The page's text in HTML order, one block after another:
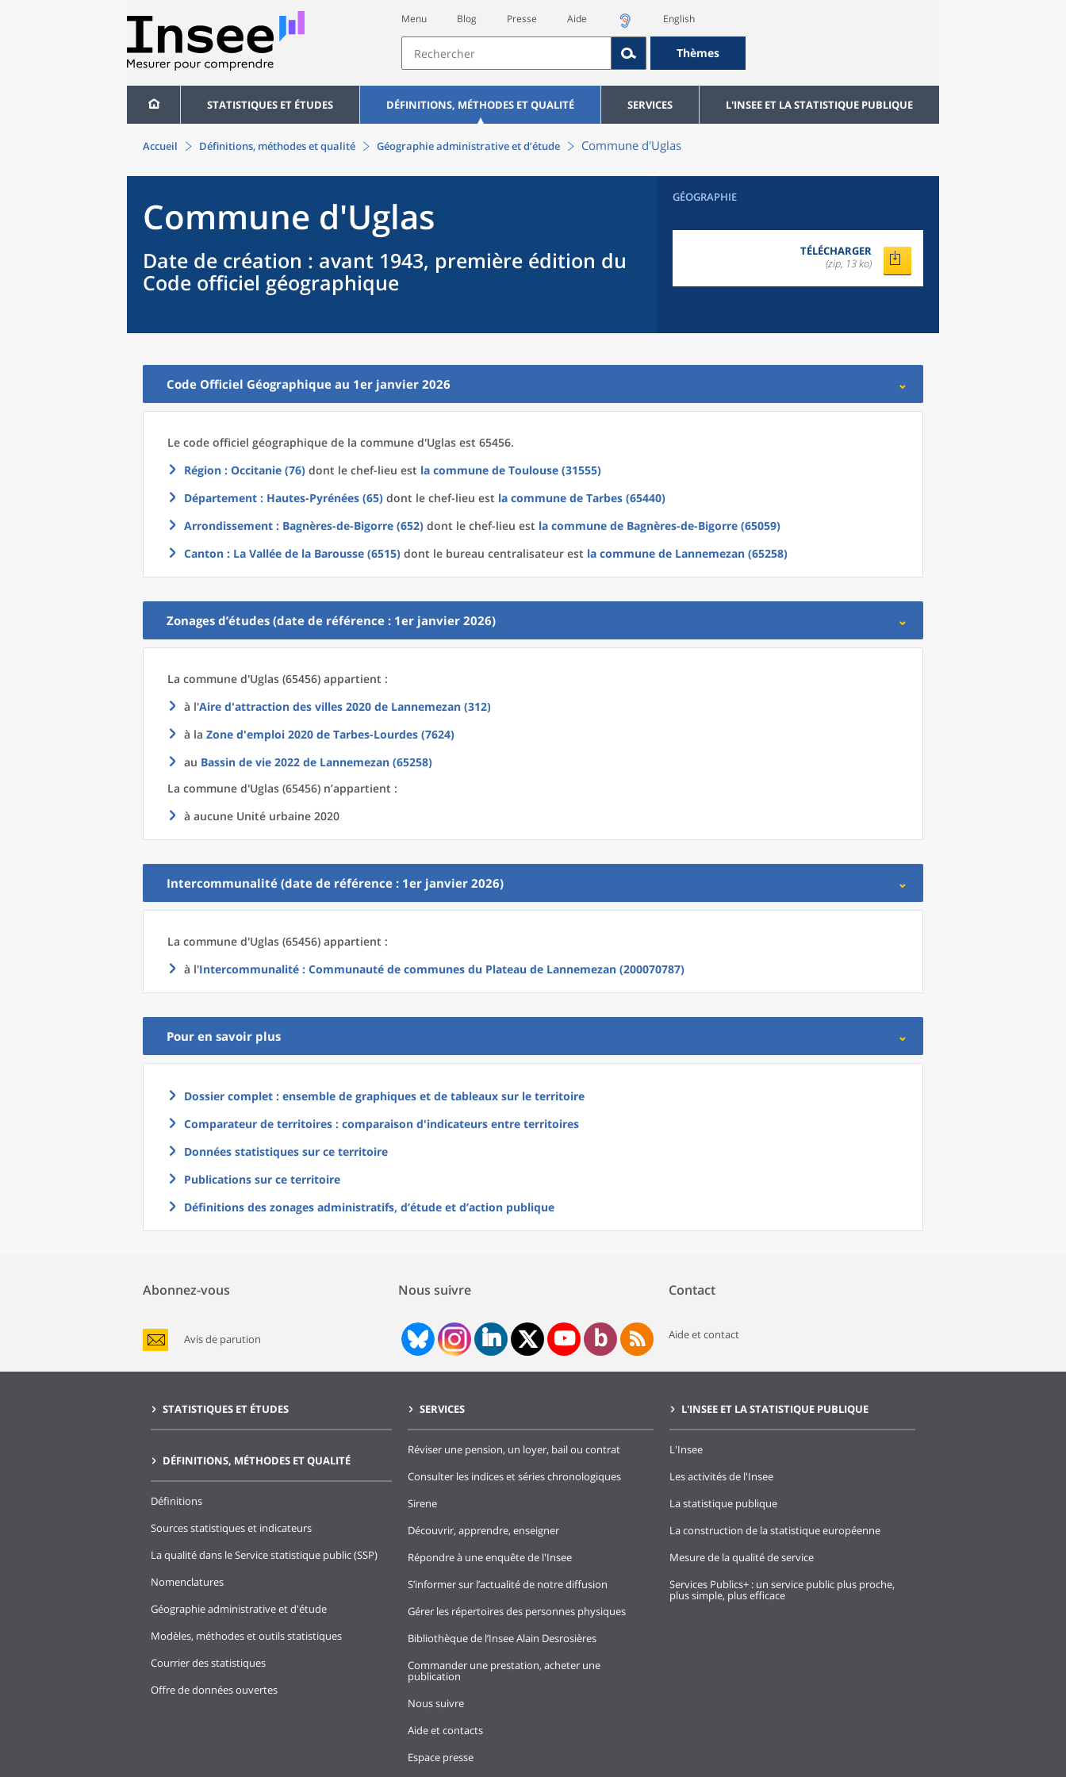
Menu Blog Presse Aide English
Thèmes
STATISTIQUES ET ÉTUDES DÉFINITIONS, MÉTHODES ET QUALITÉ SERVICES L'INSEE ET LA STATISTIQUE PUBLIQUE
Accueil Définitions, méthodes et qualité Géographie administrative et d’étude Commune d'Uglas
Commune d'Uglas
Date de création : avant 1943, première édition du
Code officiel géographique
GÉOGRAPHIE
TÉLÉCHARGER
(zip, 13 ko)
Code Officiel Géographique au 1er janvier 2026
Le code officiel géographique de la commune d'Uglas est 65456.
Région : Occitanie (76) dont le chef-lieu est la commune de Toulouse (31555)
Département : Hautes-Pyrénées (65) dont le chef-lieu est la commune de Tarbes (65440)
Arrondissement : Bagnères-de-Bigorre (652) dont le chef-lieu est la commune de Bagnères-de-Bigorre (65059)
Canton : La Vallée de la Barousse (6515) dont le bureau centralisateur est la commune de Lannemezan (65258)
Zonages d’études (date de référence : 1er janvier 2026)
La commune d'Uglas (65456) appartient :
à l'Aire d'attraction des villes 2020 de Lannemezan (312)
à la Zone d'emploi 2020 de Tarbes-Lourdes (7624)
au Bassin de vie 2022 de Lannemezan (65258)
La commune d'Uglas (65456) n’appartient :
à aucune Unité urbaine 2020
Intercommunalité (date de référence : 1er janvier 2026)
La commune d'Uglas (65456) appartient :
à l'Intercommunalité : Communauté de communes du Plateau de Lannemezan (200070787)
Pour en savoir plus
Dossier complet : ensemble de graphiques et de tableaux sur le territoire
Comparateur de territoires : comparaison d'indicateurs entre territoires
Données statistiques sur ce territoire
Publications sur ce territoire
Définitions des zonages administratifs, d’étude et d’action publique
Abonnez-vous
Avis de parution
Nous suivre Contact
Aide et contact
STATISTIQUES ET ÉTUDES
DÉFINITIONS, MÉTHODES ET QUALITÉ
Définitions
Sources statistiques et indicateurs
La qualité dans le Service statistique public (SSP)
Nomenclatures
Géographie administrative et d'étude
Modèles, méthodes et outils statistiques
Courrier des statistiques
Offre de données ouvertes
SERVICES
Réviser une pension, un loyer, bail ou contrat
Consulter les indices et séries chronologiques
Sirene
Découvrir, apprendre, enseigner
Répondre à une enquête de l'Insee
S’informer sur l’actualité de notre diffusion
Gérer les répertoires des personnes physiques
Bibliothèque de l’Insee Alain Desrosières
Commander une prestation, acheter une
publication
Nous suivre
Aide et contacts
Espace presse
L'INSEE ET LA STATISTIQUE PUBLIQUE
L'Insee
Les activités de l'Insee
La statistique publique
La construction de la statistique européenne
Mesure de la qualité de service
Services Publics+ : un service public plus proche,
plus simple, plus efficace